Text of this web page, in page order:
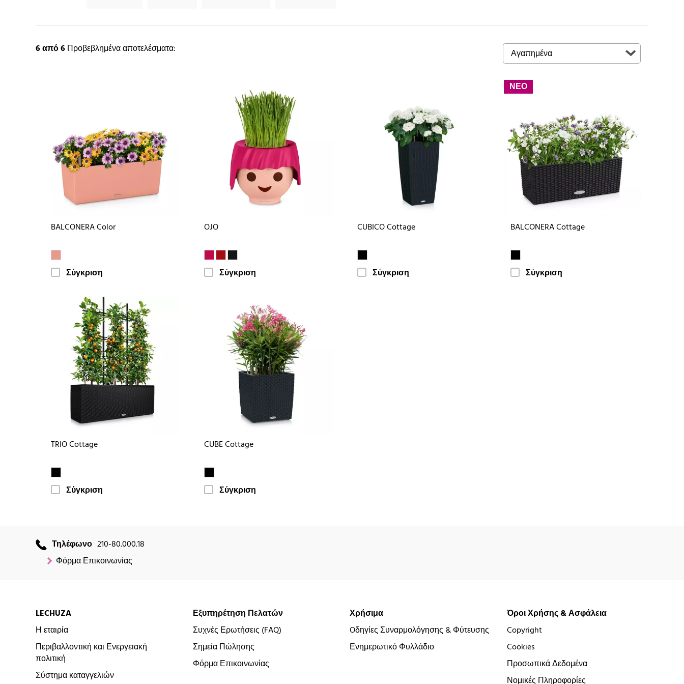
6από 6Προβεβλημένα αποτελέσματα:
BALCONERA Color
Σύγκριση
OJO
Σύγκριση
CUBICO Cottage
Σύγκριση
ΝΕΟ
BALCONERA Cottage
Σύγκριση
TRIO Cottage
Σύγκριση
CUBE Cottage
Σύγκριση
Τηλέφωνο 210-80.000.18
Φόρμα Επικοινωνίας
LECHUZA
Η εταιρία
Περιβαλλοντική και Ενεργειακή
πολιτική
Σύστημα καταγγελιών
Εξυπηρέτηση Πελατών
Συχνές Ερωτήσεις (FAQ)
Σημεία Πώλησης
Φόρμα Επικοινωνίας
Χρήσιμα
Oδηγίες Συναρμολόγησης & Φύτευσης
Ενημερωτικό Φυλλάδιο
Όροι Χρήσης & Ασφάλεια
Copyright
Cookies
Προσωπικά Δεδομένα
Νομικές Πληροφορίες